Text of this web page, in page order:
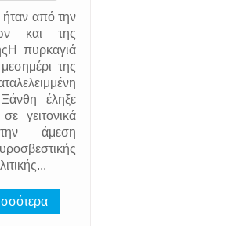
από την
και της
πυρκαγιά
της
έληξε
γειτονικά
άμεση